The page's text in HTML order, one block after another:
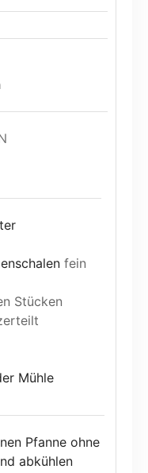
fein
Stücken
Mühle
Pfanne ohne
abkühlen